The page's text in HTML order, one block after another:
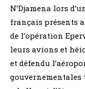
N’Djamena lors
français présents
de l’opération
leurs avions et
et défendu